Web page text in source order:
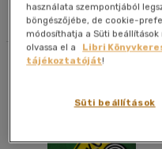
Szűrés
Megjelenítés
20 db / oldal
használata szempontjából
böngészőjébe, de cookie-
módosíthatja a Süti
olvassa el a
Libri
tájékoztatóját!
Süti beállítások